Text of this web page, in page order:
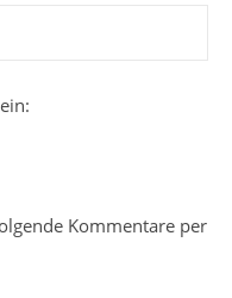
Kommentare per